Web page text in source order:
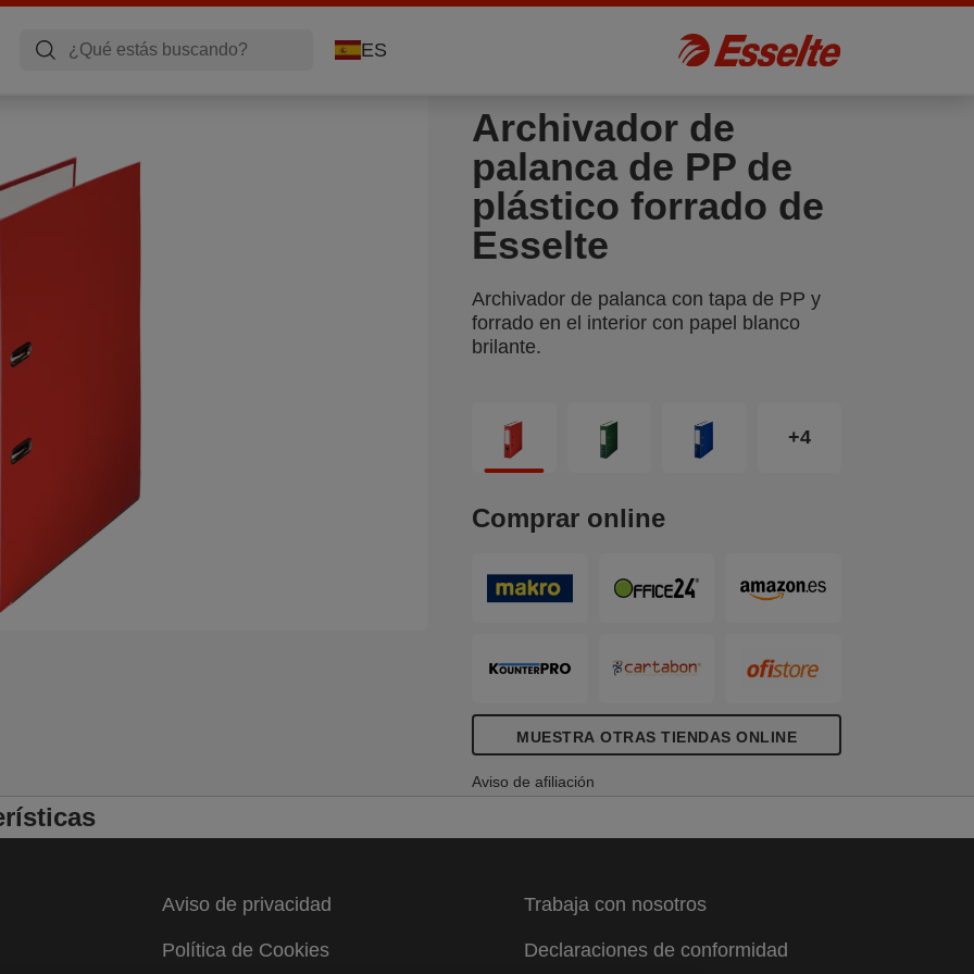
ES
Archivador de
palanca de PP de
plástico forrado de
Esselte
Archivador de palanca con tapa de PP y
forrado en el interior con papel blanco
brilante.
+4
Comprar online
MUESTRA OTRAS TIENDAS ONLINE
Aviso de afiliación
Aviso de privacidad
Política de Cookies
Trabaja con nosotros
Declaraciones de conformidad